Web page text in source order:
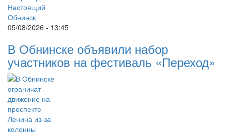
05/08/2026 - 13:45
В Обнинске объявили набор
участников на фестиваль «Переход»